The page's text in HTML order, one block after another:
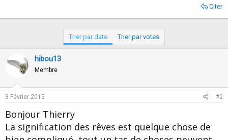
Citer
Trier par date Trier par votes
hibou13
Membre
3 Février 2015 #2
Bonjour Thierry
La signification des rêves est quelque chose de